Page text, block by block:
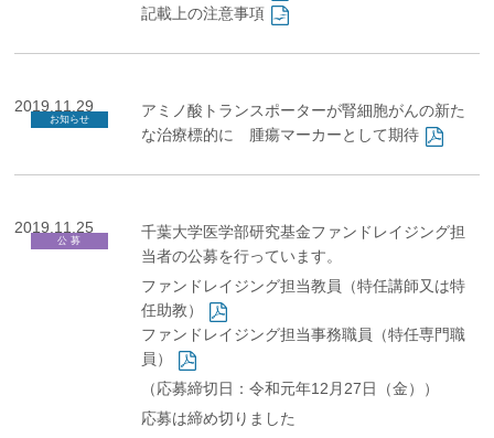
記載上の注意事項
2019.11.29
お知らせ
アミノ酸トランスポーターが腎細胞がんの新た
な治療標的に 腫瘍マーカーとして期待
2019.11.25
公 募
千葉大学医学部研究基金ファンドレイジング担
当者の公募を行っています。
ファンドレイジング担当教員（特任講師又は特
任助教）
ファンドレイジング担当事務職員（特任専門職
員）
（応募締切日：令和元年12月27日（金））
応募は締め切りました